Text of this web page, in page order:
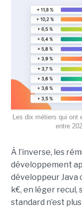
Les dix métiers qui
entre
À l’inverse, les
développement
développeur Java
k€, en léger recul,
standard n’est